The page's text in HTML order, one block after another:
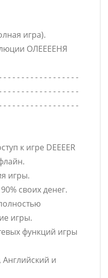
игра).
ОЛЕЕЕЕНЯ
- - - - - - - - - - - - - - - -
- - - - - - - - - - - - - - - -
- - - - - - - - - - - - - - - -
к игре DEEEER
игры.
своих денег.
игры.
функций игры
Английский и